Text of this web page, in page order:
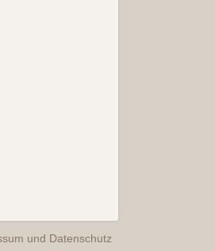
und Datenschutz